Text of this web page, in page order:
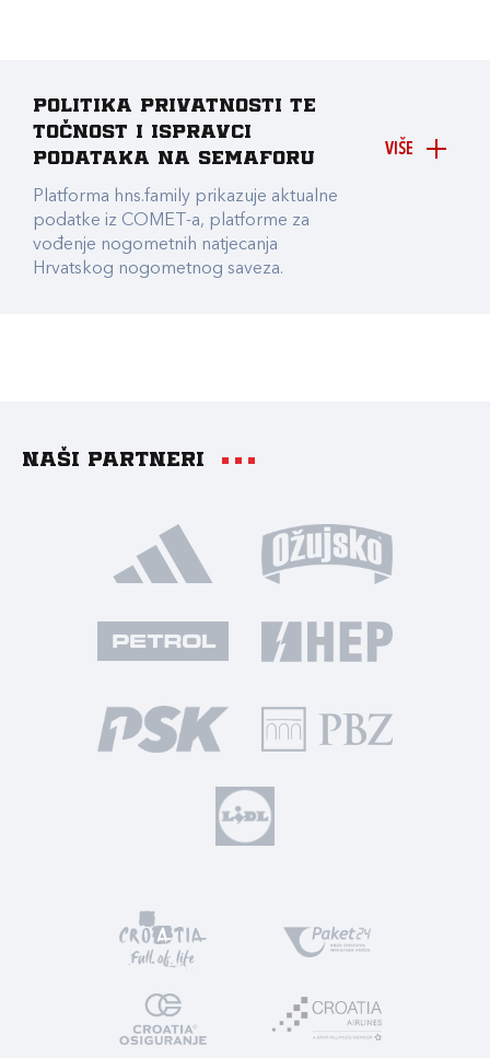
VIŠE
Politika privatnosti te
točnost i ispravci
podataka na Semaforu
Platforma hns.family prikazuje aktualne
podatke iz COMET-a, platforme za
vođenje nogometnih natjecanja
Hrvatskog nogometnog saveza.
Naši partneri